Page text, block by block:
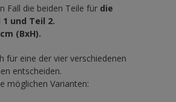
Fall die beiden Teile für die
1 und Teil 2.
(BxH).
für eine der vier verschiedenen
entscheiden.
möglichen Varianten: